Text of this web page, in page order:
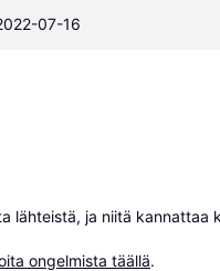
07-16
lähteistä, ja niitä kannattaa
ongelmista täällä.